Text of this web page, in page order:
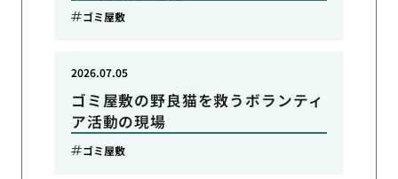
ゴミ屋敷
ゴミ屋敷の野良猫を救うボランティ
ア活動の現場
2026.07.05
ゴミ屋敷